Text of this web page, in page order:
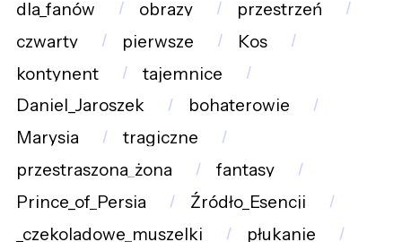
dla_fanów
obrazy
przestrzeń
czwarty
pierwsze
Kos
kontynent
tajemnice
Daniel_Jaroszek
bohaterowie
Marysia
tragiczne
przestraszona_żona
fantasy
Prince_of_Persia
Źródło_Esencji
_czekoladowe_muszelki
płukanie